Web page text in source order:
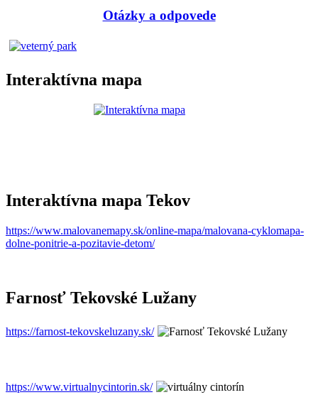
Otázky a odpovede
Interaktívna mapa
Interaktívna mapa Tekov
https://www.malovanemapy.sk/online-mapa/malovana-cyklomapa-
dolne-ponitrie-a-pozitavie-detom/
Farnosť Tekovské Lužany
https://farnost-tekovskeluzany.sk/
https://www.virtualnycintorin.sk/